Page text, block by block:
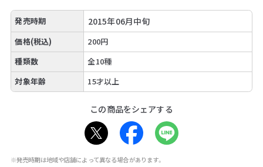
発売時期 2015年06月中旬
価格(税込)
200円
種類数
全10種
対象年齢
15才以上
この商品をシェアする
※発売時期は地域や店舗によって異なる場合があります。